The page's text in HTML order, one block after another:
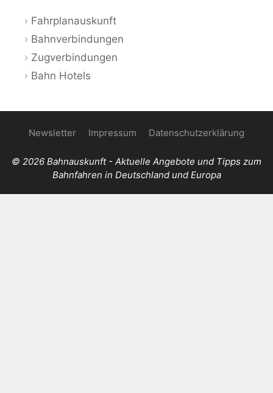
Fahrplanauskunft
Bahnverbindungen
Zugverbindungen
Bahn Hotels
Newsletter Impressum Datenschutzerklärung
© 2026 Bahnauskunft - Aktuelle Angebote und Tipps zum
Bahnfahren in Deutschland und Europa